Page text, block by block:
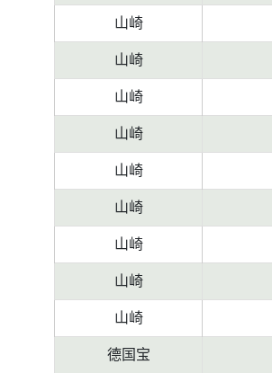
山崎
山崎
山崎
山崎
山崎
山崎
山崎
山崎
山崎
德国宝